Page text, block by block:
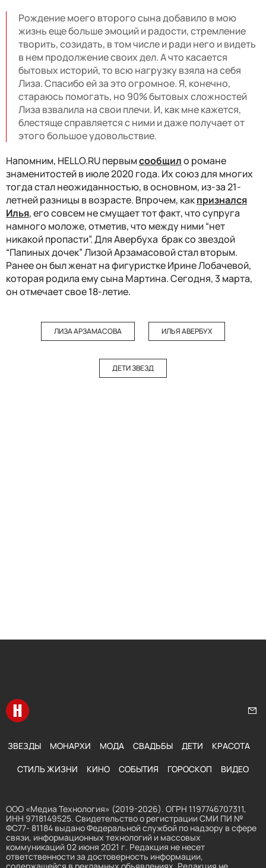
Рождение моего второго сына добавило в мою
жизнь еще больше эмоций и радости, стремление
творить, созидать, в том числе и ради него и видеть
в нем продолжение своих дел. А что касается
бытовых историй, то всю нагрузку взяла на себя
Лиза. Спасибо ей за это огромное. Я, конечно,
стараюсь помогать, но 90% бытовых сложностей
Лиза взвалила на свои плечи. И, как мне кажется,
блестяще справляется с ними и даже получает от
этого большое удовольствие.
Напомним, HELLO.RU первымсообщило романе
знаменитостей в июле 2020 года. Их союз для многих
тогда стал неожиданностью, в основном, из-за 21-
летней разницы в возрасте. Впрочем, какпризнался
Илья, его совсем не смущает тот факт, что супруга
намного моложе, отметив, что между ними “нет
никакой пропасти”. Для Авербуха брак со звездой
“Папиных дочек” Лизой Арзамасовой стал вторым.
Ранее он был женат на фигуристке Ирине Лобачевой,
которая родила ему сына Мартина. Сегодня, 3 марта,
он отмечает свое 18-летие.
ЛИЗА АРЗАМАСОВА ИЛЬЯ АВЕРБУХ
ДЕТИ ЗВЕЗД
Перейти на главную
ЗВЕЗДЫ МОНАРХИ МОДА СВАДЬБЫ ДЕТИ КРАСОТА
СТИЛЬ ЖИЗНИ КИНО СОБЫТИЯ ГОРОСКОП ВИДЕО
ООО «Медиа Технология» (2019-2026). ОГРН 1197746707311,
ИНН 9718149525. Свидетельство о регистрации СМИ ПИ №
ФС77- 81184 выдано Федеральной службой по надзору в сфере
связи, информационных технологий и массовых
коммуникаций 02 июня 2021 г. Редакция не несет
ответственности за достоверность информации,